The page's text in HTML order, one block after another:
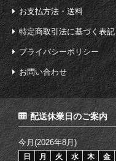
お支払方法・送料
特定商取引法に基づく表記
プライバシーポリシー
お問い合わせ
配送休業日のご案内
今月(2026年8月)
日 月 火 水 木 金